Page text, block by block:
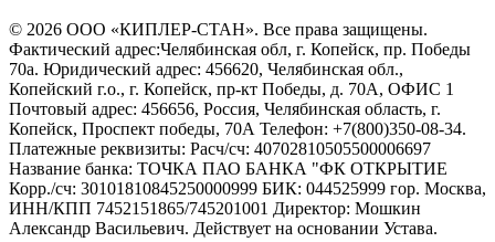
© 2026 ООО «КИПЛЕР-СТАН». Все права защищены.
Фактический адрес:Челябинская обл, г. Копейск, пр. Победы
70а. Юридический адрес: 456620, Челябинская обл.,
Копейский г.о., г. Копейск, пр-кт Победы, д. 70А, ОФИС 1
Почтовый адрес: 456656, Россия, Челябинская область, г.
Копейск, Проспект победы, 70А Телефон: +7(800)350-08-34.
Платежные реквизиты: Расч/сч: 40702810505500006697
Название банка: ТОЧКА ПАО БАНКА "ФК ОТКРЫТИЕ
Корр./сч: 30101810845250000999 БИК: 044525999 гор. Москва,
ИНН/КПП 7452151865/745201001 Директор: Мошкин
Александр Васильевич. Действует на основании Устава.